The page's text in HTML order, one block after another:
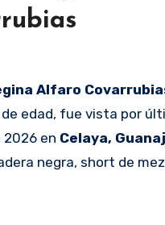
Alfaro
de edad, fue vista por
2026 en Celaya,
negra, short de